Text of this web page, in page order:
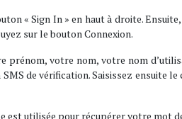
« Sign In » en haut à droite.
sur le bouton Connexion.
prénom, votre nom, votre nom
de vérification. Saisissez ensuite le
est utilisée pour récupérer votre mot